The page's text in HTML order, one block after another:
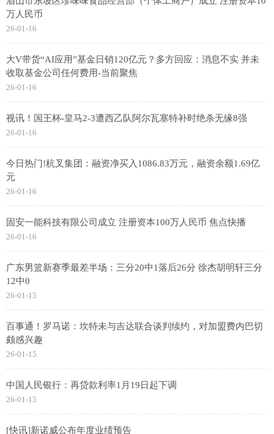
万人民币
26-01-16
大V带货“AI应用”基金日销120亿元？多方回应：消息不实 并未
收取基金公司任何费用-当前聚焦
26-01-16
视讯！国王杯-皇马2-3遭西乙队阿尔瓦塞特补时绝杀无缘8强
26-01-16
今日热门!杭叉集团：融资净买入1086.83万元，融资余额1.69亿
元
26-01-16
固安一能科技有限公司成立 注册资本100万人民币 焦点快播
26-01-16
广东男篮新赛季最差半场：三分20中1落后26分 徐杰胡明轩三分
12中0
26-01-15
百事通！罗马诺：坎特未与吉达联合谈判续约，对加盟费内巴切
颇感兴趣
26-01-15
中国人民银行：再贷款利率1月19日起下调
26-01-15
[快讯]新诺威公布年度业绩预告